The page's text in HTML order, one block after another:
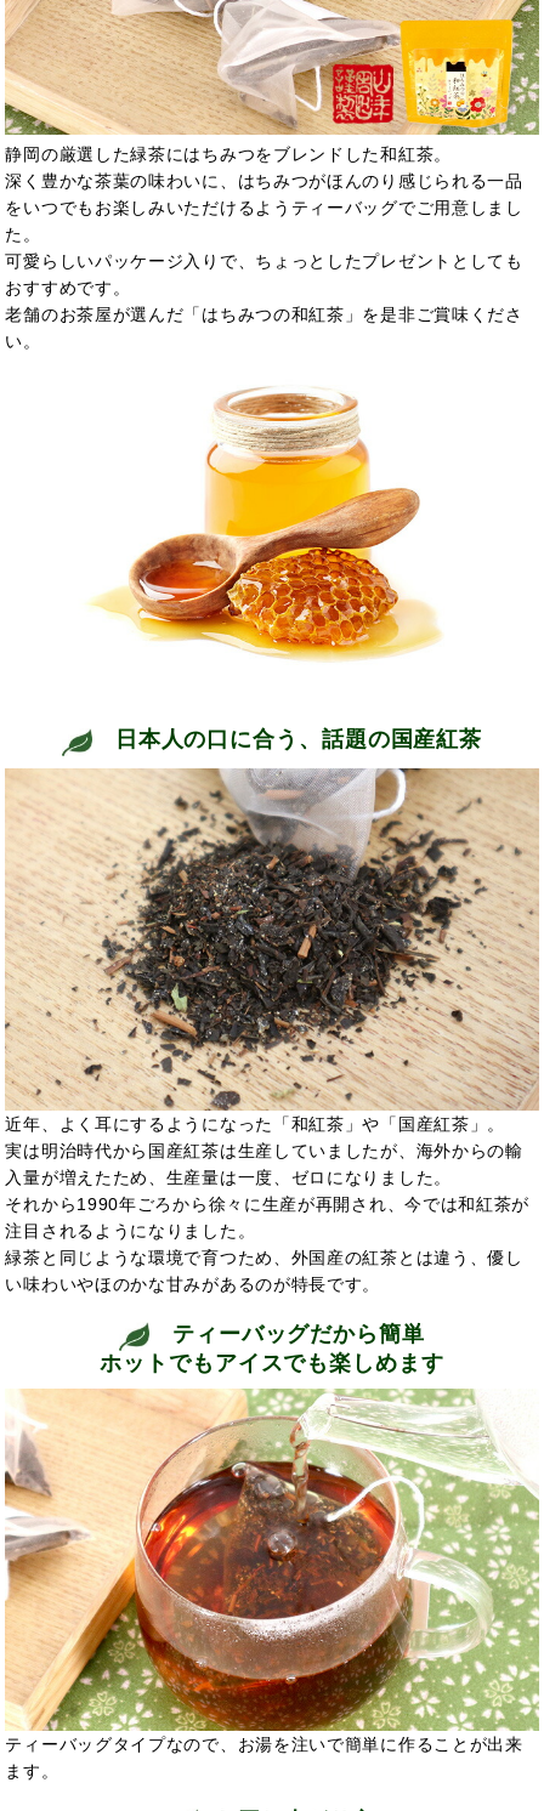
静岡の厳選した緑茶にはちみつをブレンドした和紅茶。
深く豊かな茶葉の味わいに、はちみつがほんのり感じられる一品
をいつでもお楽しみいただけるようティーバッグでご用意しまし
た。
可愛らしいパッケージ入りで、ちょっとしたプレゼントとしても
おすすめです。
老舗のお茶屋が選んだ「はちみつの和紅茶」を是非ご賞味くださ
い。
日本人の口に合う、話題の国産紅茶
近年、よく耳にするようになった「和紅茶」や「国産紅茶」。
実は明治時代から国産紅茶は生産していましたが、海外からの輸
入量が増えたため、生産量は一度、ゼロになりました。
それから1990年ごろから徐々に生産が再開され、今では和紅茶が
注目されるようになりました。
緑茶と同じような環境で育つため、外国産の紅茶とは違う、優し
い味わいやほのかな甘みがあるのが特長です。
ティーバッグだから簡単
ホットでもアイスでも楽しめます
ティーバッグタイプなので、お湯を注いで簡単に作ることが出来
ます。